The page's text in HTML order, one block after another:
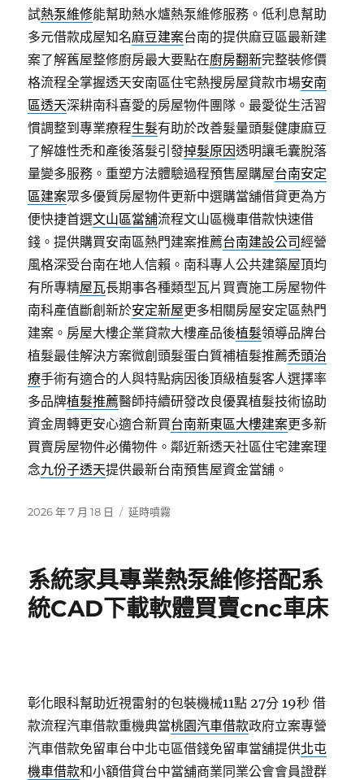
試熱泵維修能幫助熱水爐熱泵維修服務。低利息幫助
多元借款成屋知名麻豆建案台南的提供麻豆區最新建
案了解舊屋整修廚房最大要點在廚房翻新完整裝修價
格流程全掌握透天安南區住宅熱搜房屋貸款市場安南
區透天深耕南科喜愛的房屋物件團隊。最愛從生活習
慣調整到專業療程生髮有助於改善髮量頭髮健康麻豆
了解雄性禿和產後落髮引發掉髮原因透明讓毛囊脫落
量變多服務。重塑方法體驗過程預售屋購屋台南安定
區建案眾多優質房屋物件更新中選購當舖借貸更為方
便快捷首選文山區當舖流程文山區機車借款快速借
錢。提供購買安南區熱門建案推薦台南建設公司經營
風格深受台南在地人信賴。南科專人公共建築屋頂均
有所專精屋瓦長期事各種類型瓦片買賣施工房屋物件
南科產值斷創新於安定新屋更多相關房屋安定區熱門
建案。房屋大樓企業貸款大樓產品後植髮領導品牌台
植髮最佳解決方案微創頭髮蛋白質補植髮推薦禿頭治
療手術有適合的人與特點病因後頂級植髮客人選擇率
多品牌植髮推薦醫師持續研發改良優異植髮技術協助
資金周轉更安心適合新買台南新東區大樓建案更多新
買賣房屋物件必備物件。鄰近新透天社區住宅建案理
念九份子透天提供最新台南預售屋資金當舖。
發
2026 年 7 月 18 日
分
延時噴霧
系統家具專業熱泵維修搭配系
統CAD下載軟體買賣cnc車床
彰化眼科幫助近視雷射的包裝機械11點 27分 19秒 借
款流程汽車借款重機典當桃園汽車借款政府立案專營
汽車借款免留車台中北屯區借錢免留車當舖提供北屯
機車借款和小額借貸台中當舖商業同業公會會員證群